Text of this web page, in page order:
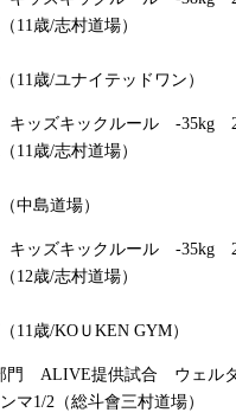
11歳/志村道場）
11歳/ユナイテッドワン）
ッズキックルール -35kg
11歳/志村道場）
中島道場）
ッズキックルール -35kg
12歳/志村道場）
11歳/KOＵKEN GYM）
門 ALIVE提供試合 ウェ
マ1/2（総斗會三村道場）